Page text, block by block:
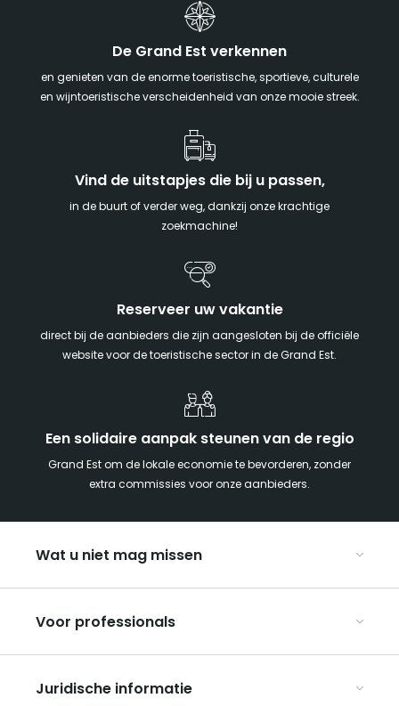
De Grand Est verkennen
en genieten van de enorme toeristische, sportieve, culturele
en wijntoeristische verscheidenheid van onze mooie streek.
Vind de uitstapjes die bij u passen,
in de buurt of verder weg, dankzij onze krachtige
zoekmachine!
Reserveer uw vakantie
direct bij de aanbieders die zijn aangesloten bij de officiële
website voor de toeristische sector in de Grand Est.
Een solidaire aanpak steunen van de regio
Grand Est om de lokale economie te bevorderen, zonder
extra commissies voor onze aanbieders.
Wat u niet mag missen
Met z’n tweeën
Kerst in Oost-Frankrijk
De Route des Vins d’Alsace
Voor professionals
Organiseer uw groepsreizen
Juridische informatie